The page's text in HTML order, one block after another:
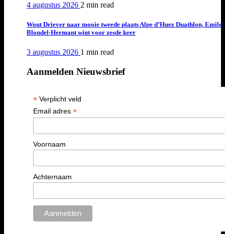
4 augustus 2026 2 min read
Wout Driever naar mooie tweede plaats Alpe d’Huez Duathlon, Emile
Blondel-Hermant wint voor zesde keer
3 augustus 2026 1 min read
Aanmelden Nieuwsbrief
*Verplicht veld
Email adres *
Voornaam
Achternaam